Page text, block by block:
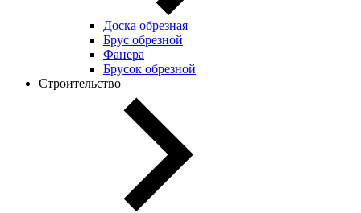
Доска обрезная
Брус обрезной
Фанера
Брусок обрезной
Строительство